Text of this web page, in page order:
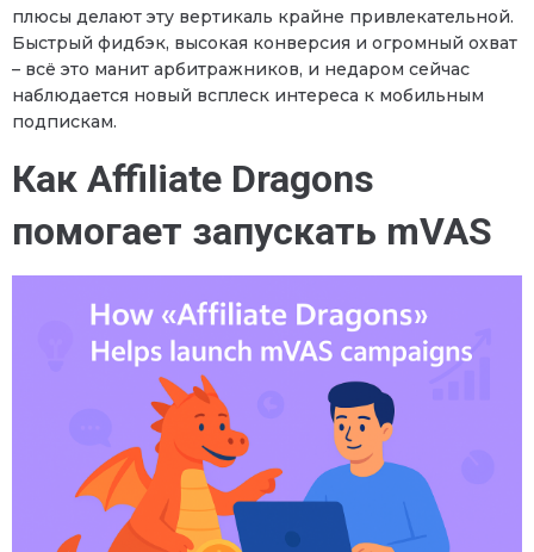
плюсы делают эту вертикаль крайне привлекательной.
Быстрый фидбэк, высокая конверсия и огромный охват
– всё это манит арбитражников, и недаром сейчас
наблюдается новый всплеск интереса к мобильным
подпискам.
Как Affiliate Dragons
помогает запускать mVAS